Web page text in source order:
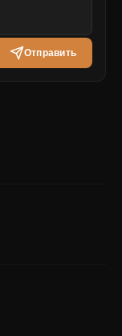
Отправить